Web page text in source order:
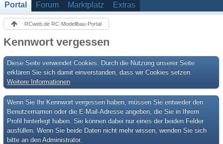
Portal Forum Marktplatz Extras
RCweb.de RC-Modellbau-Portal
Kennwort vergessen
Diese Seite verwendet Cookies. Durch die Nutzung unserer Seite
erklären Sie sich damit einverstanden, dass wir Cookies setzen.
Weitere Informationen
Wenn Sie Ihr Kennwort vergessen haben, müssen Sie entweder den
Benutzernamen oder die E-Mail-Adresse angeben, die Sie in Ihrem
Profil hinterlegt haben. Sie können dabei nur eines der beiden Felder
ausfüllen. Wenn Sie beide Daten nicht mehr wissen, wenden Sie sich
bitte an den Administrator.